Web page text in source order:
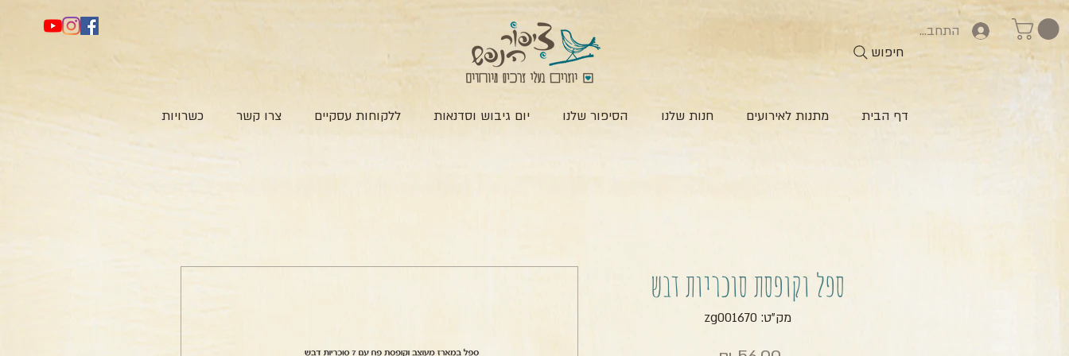
התחברות
חיפוש
דף הבית מתנות לאירועים חנות שלנו הסיפור שלנו יום גיבוש וסדנאות ללקוחות עסקיים צרו קשר כשרויות
ספל וקופסת סוכריות דבש
מק"ט: zg001670